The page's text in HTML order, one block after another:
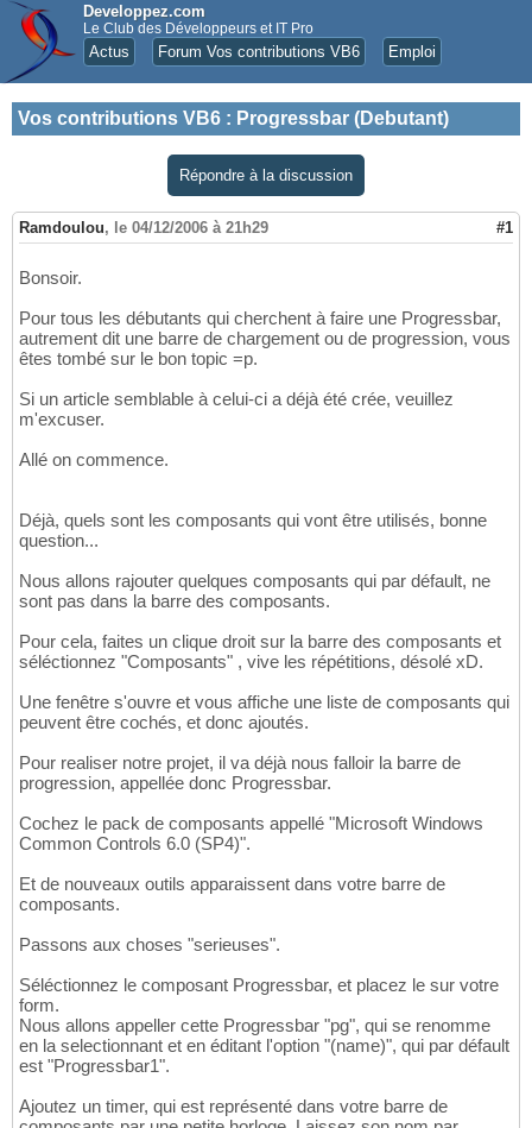
Developpez.com
Le Club des Développeurs et IT Pro
Actus Forum Vos contributions VB6 Emploi
Vos contributions VB6 : Progressbar (Debutant)
Répondre à la discussion
Ramdoulou, le 04/12/2006 à 21h29 #1
Bonsoir.
Pour tous les débutants qui cherchent à faire une Progressbar,
autrement dit une barre de chargement ou de progression, vous
êtes tombé sur le bon topic =p.
Si un article semblable à celui-ci a déjà été crée, veuillez
m'excuser.
Allé on commence.
Déjà, quels sont les composants qui vont être utilisés, bonne
question...
Nous allons rajouter quelques composants qui par défault, ne
sont pas dans la barre des composants.
Pour cela, faites un clique droit sur la barre des composants et
séléctionnez "Composants" , vive les répétitions, désolé xD.
Une fenêtre s'ouvre et vous affiche une liste de composants qui
peuvent être cochés, et donc ajoutés.
Pour realiser notre projet, il va déjà nous falloir la barre de
progression, appellée donc Progressbar.
Cochez le pack de composants appellé "Microsoft Windows
Common Controls 6.0 (SP4)".
Et de nouveaux outils apparaissent dans votre barre de
composants.
Passons aux choses "serieuses".
Séléctionnez le composant Progressbar, et placez le sur votre
form.
Nous allons appeller cette Progressbar "pg", qui se renomme
en la selectionnant et en éditant l'option "(name)", qui par défault
est "Progressbar1".
Ajoutez un timer, qui est représenté dans votre barre de